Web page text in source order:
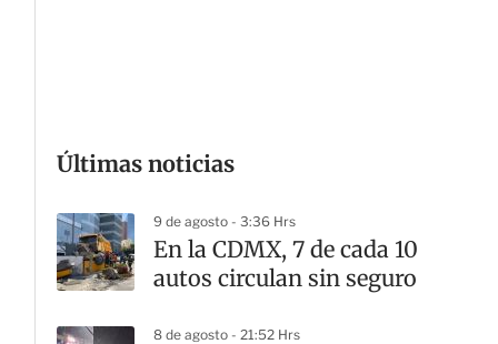
Últimas noticias
9 de agosto - 3:36 Hrs
En la CDMX, 7 de cada 10
autos circulan sin seguro
8 de agosto - 21:52 Hrs